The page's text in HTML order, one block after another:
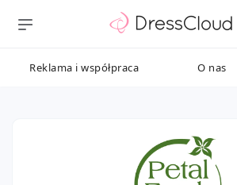
Reklama i współpraca O nas